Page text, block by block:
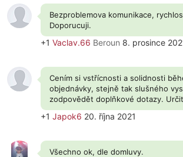
Bezproblemova komunikace,
Doporucuji.
+1 Vaclav.66 Beroun 8. prosince
Cením si vstřícnosti a solidnosti
objednávky, stejně tak slušného
zodpovědět doplňkové dotazy.
+1 Japok6 20. října 2021
Všechno ok, dle domluvy.